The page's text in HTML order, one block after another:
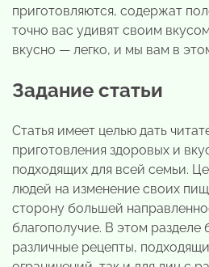
приготовляются, содержат
точно вас удивят своим
вкусно — легко, и мы вам в
Задание статьи
Статья имеет целью дать
приготовления здоровых и
подходящих для всей семьи.
людей на изменение своих
сторону большей
благополучие. В этом разделе
различные рецепты,